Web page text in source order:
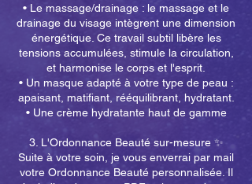
• Le massage/drainage : le massage et le
drainage du visage intègrent une dimension
énergétique. Ce travail subtil libère les
tensions accumulées, stimule la circulation,
et harmonise le corps et l'esprit.
• Un masque adapté à votre type de peau :
apaisant, matifiant, rééquilibrant, hydratant.
• Une crème hydratante haut de gamme
3. L'Ordonnance Beauté sur-mesure ✨
Suite à votre soin, je vous enverrai par mail
votre Ordonnance Beauté personnalisée. Il